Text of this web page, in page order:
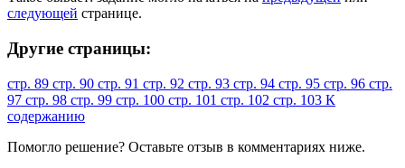
следующей странице.
Другие страницы:
стр. 89 стр. 90 стр. 91 стр. 92 стр. 93 стр. 94 стр. 95 стр. 96 стр.
97 стр. 98 стр. 99 стр. 100 стр. 101 стр. 102 стр. 103 К
содержанию
Помогло решение? Оставьте отзыв в комментариях ниже.